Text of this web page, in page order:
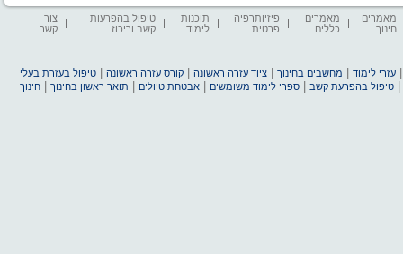
מאמרים
חינוך
מאמרים
כללים
פיזיותרפיה
פרטית
תוכנות
לימוד
טיפול בהפרעות
קשב וריכוז
צור
קשר
עזרי לימוד מחשבים בחינוך |ציוד עזרה ראשונה |קורס עזרה ראשונה |טיפול בעזרת בעלי
|טיפול בהפרעת קשב |ספרי לימוד משומשים |אבטחת טיולים תואר ראשון בחינוך |חינוך